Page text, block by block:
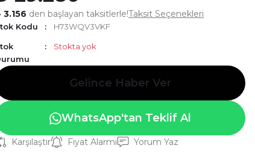
3.156 den başlayan taksitlerle!Taksit Seçenekleri
Kodu H73WQV3VKF
Stokta yok
Gelince Haber Ver
WhatsApp'tan Teklif Al
Karşılaştır Fiyat Alarmı Yorum Yaz